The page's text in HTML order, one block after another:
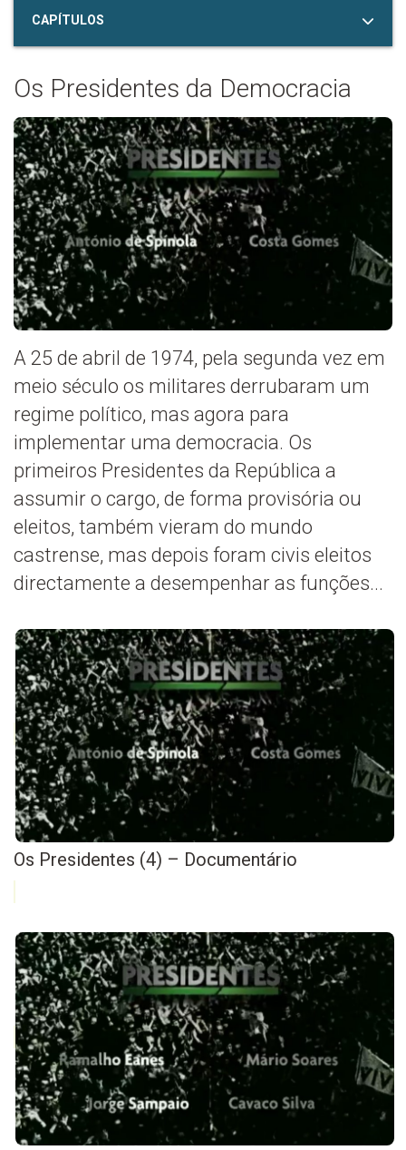
CAPÍTULOS
Os Presidentes da Democracia
A 25 de abril de 1974, pela segunda vez em
meio século os militares derrubaram um
regime político, mas agora para
implementar uma democracia. Os
primeiros Presidentes da República a
assumir o cargo, de forma provisória ou
eleitos, também vieram do mundo
castrense, mas depois foram civis eleitos
directamente a desempenhar as funções...
Os Presidentes (4) – Documentário